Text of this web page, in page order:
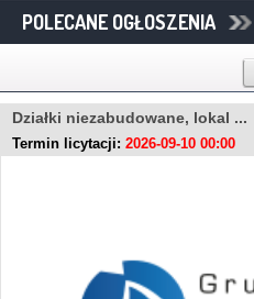
POLECANE OGŁOSZENIA
Działki niezabudowane, lokal ...
Termin licytacji: 2026-09-10 00:00